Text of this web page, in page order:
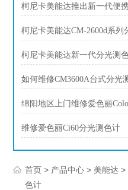
柯尼卡美能达推出新一代便
柯尼卡美能达CM-2600d系列
柯尼卡美能达新一代分光测
如何维修CM3600A台式分光
绵阳地区上门维修爱色丽
维修爱色丽Ci60分光测色计
首页 > 产品中心 > 美能达 >
色计